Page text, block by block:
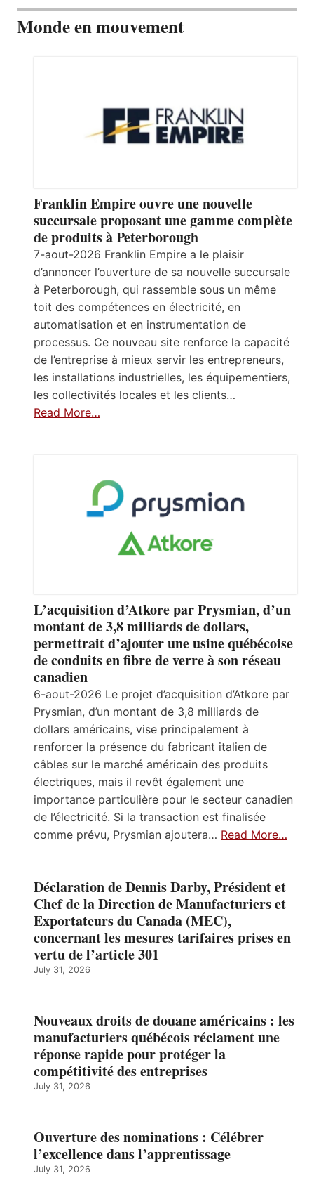
Monde en mouvement
Franklin Empire ouvre une nouvelle
succursale proposant une gamme complète
de produits à Peterborough
7-aout-2026 Franklin Empire a le plaisir
d’annoncer l’ouverture de sa nouvelle succursale
à Peterborough, qui rassemble sous un même
toit des compétences en électricité, en
automatisation et en instrumentation de
processus. Ce nouveau site renforce la capacité
de l’entreprise à mieux servir les entrepreneurs,
les installations industrielles, les équipementiers,
les collectivités locales et les clients…
Read More…
L’acquisition d’Atkore par Prysmian, d’un
montant de 3,8 milliards de dollars,
permettrait d’ajouter une usine québécoise
de conduits en fibre de verre à son réseau
canadien
6-aout-2026 Le projet d’acquisition d’Atkore par
Prysmian, d’un montant de 3,8 milliards de
dollars américains, vise principalement à
renforcer la présence du fabricant italien de
câbles sur le marché américain des produits
électriques, mais il revêt également une
importance particulière pour le secteur canadien
de l’électricité. Si la transaction est finalisée
comme prévu, Prysmian ajoutera… Read More…
Déclaration de Dennis Darby, Président et
Chef de la Direction de Manufacturiers et
Exportateurs du Canada (MEC),
concernant les mesures tarifaires prises en
vertu de l’article 301
July 31, 2026
Nouveaux droits de douane américains : les
manufacturiers québécois réclament une
réponse rapide pour protéger la
compétitivité des entreprises
July 31, 2026
Ouverture des nominations : Célébrer
l’excellence dans l’apprentissage
July 31, 2026